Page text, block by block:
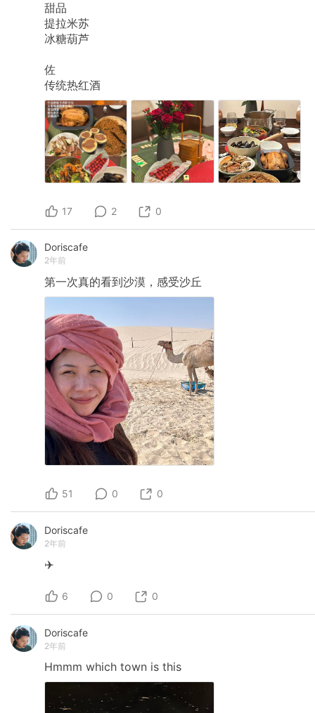
甜品
提拉米苏
冰糖葫芦
佐
传统热红酒
17 2 0
Doriscafe
2年前
第一次真的看到沙漠，感受沙丘
51 0 0
Doriscafe
2年前
✈️
6 0 0
Doriscafe
2年前
Hmmm which town is this